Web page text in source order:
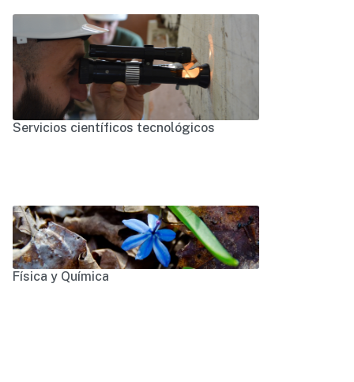
Servicios científicos tecnológicos
Física y Química